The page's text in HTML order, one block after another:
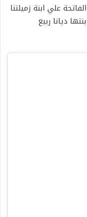
علي ابنة زميلتنا
ديانا ربيع